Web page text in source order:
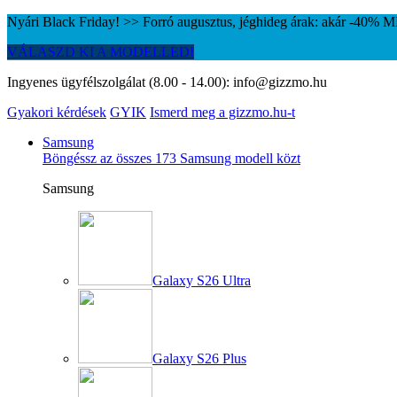
Nyári Black Friday! >> Forró augusztus, jéghideg árak: akár -40%
VÁLASZD KI A MODELLED!
Ingyenes ügyfélszolgálat (8.00 - 14.00): info@gizzmo.hu
Gyakori kérdések GYIK Ismerd meg a gizzmo.hu-t
Samsung
Böngéssz az összes 173 Samsung modell közt
Samsung
Galaxy S26 Ultra
Galaxy S26 Plus